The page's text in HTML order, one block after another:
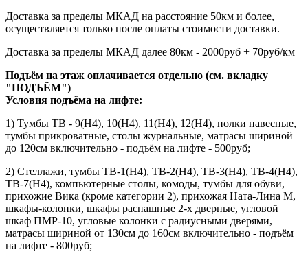
Доставка за пределы МКАД на расстояние 50км и более,
осуществляется только после оплаты стоимости доставки.
Доставка за пределы МКАД далее 80км - 2000руб + 70руб/км
Подъём на этаж оплачивается отдельно (см. вкладку
"ПОДЪЁМ")
Условия подъёма на лифте:
1) Тумбы ТВ - 9(Н4), 10(Н4), 11(Н4), 12(Н4), полки навесные,
тумбы прикроватные, столы журнальные, матрасы шириной
до 120см включительно - подъём на лифте - 500руб;
2) Стеллажи, тумбы ТВ-1(Н4), ТВ-2(Н4), ТВ-3(Н4), ТВ-4(Н4),
ТВ-7(Н4), компьютерные столы, комоды, тумбы для обуви,
прихожие Вика (кроме категории 2), прихожая Ната-Лина М,
шкафы-колонки, шкафы распашные 2-х дверные, угловой
шкаф ПМР-10, угловые колонки с радиусными дверями,
матрасы шириной от 130см до 160см включительно - подъём
на лифте - 800руб;